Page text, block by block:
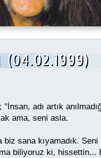
adı artık
ama, seni asla.
sana kıyamadık. Seni
biliyoruz ki, hissettin...